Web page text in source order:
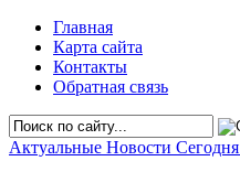
Главная
Карта сайта
Контакты
Обратная связь
Актуальные Новости Сегодня